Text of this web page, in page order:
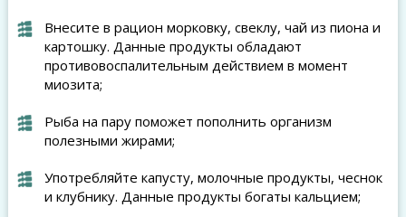
Внесите в рацион морковку, свеклу, чай из пиона и
картошку. Данные продукты обладают
противовоспалительным действием в момент
миозита;
Рыба на пару поможет пополнить организм
полезными жирами;
Употребляйте капусту, молочные продукты, чеснок
и клубнику. Данные продукты богаты кальцием;